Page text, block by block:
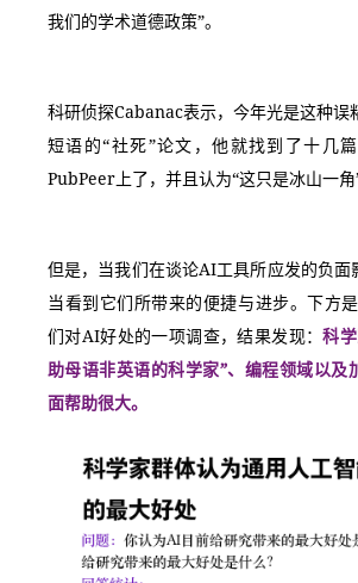
我们的学术道德政策”。
科研侦探Cabanac表示，今年光是这种误
短语的“社死”论文，他就找到了十几
PubPeer上了，并且认为“这只是冰山一角”
但是，当我们在谈论AI工具所应发的负面
当看到它们所带来的便捷与进步。下方
们对AI好处的一项调查，结果发现：科
助母语非英语的科学家”、编程领域以及
面帮助很大。